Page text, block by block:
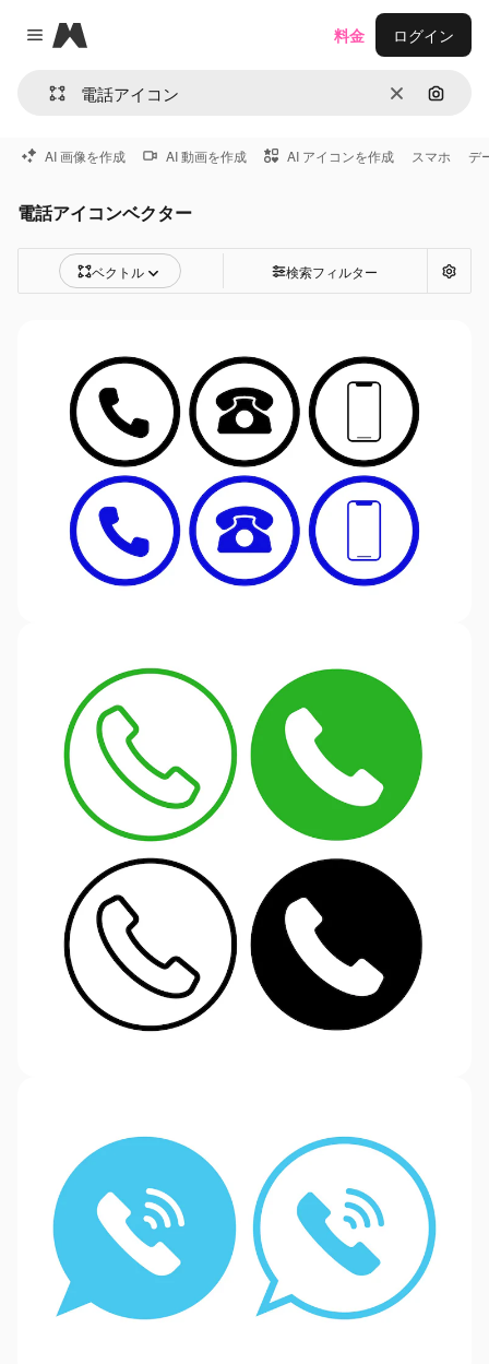
Close menu
Magnific
消去 画像で
料金 ログイン
AI 画像を作成 AI 動画を作成 AI アイコンを作成 スマホ デ
電話アイコンベクター
ベクトル 検索フィルター